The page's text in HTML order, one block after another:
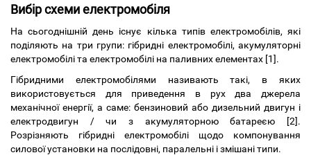
Вибір схеми електромобіля
На сьогоднішній день існує кілька типів електромобілів, які
поділяють на три групи: гібридні електромобілі, акумуляторні
електромобілі та електромобілі на паливних елементах [1].
Гібридними електромобілями називають такі, в яких
використовується для приведення в рух два джерела
механічної енергії, а саме: бензиновий або дизельний двигун і
електродвигун / чи з акумуляторною батареєю [2].
Розрізняють гібридні електромобілі щодо компонування
силової установки на послідовні, паралельні і змішані типи.